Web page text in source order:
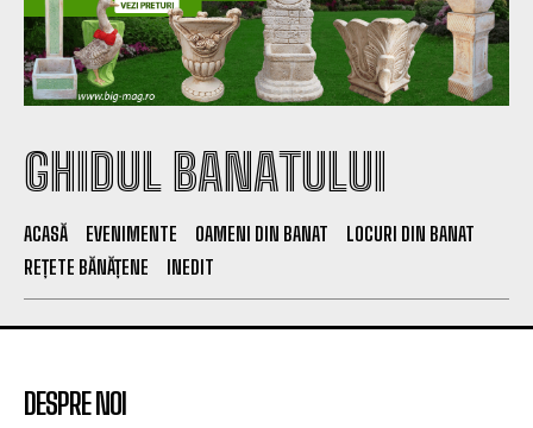
GHIDUL BANATULUI
ACASĂ EVENIMENTE OAMENI DIN BANAT
LOCURI DIN BANAT
REȚETE BĂNĂȚENE
INEDIT
DESPRE NOI